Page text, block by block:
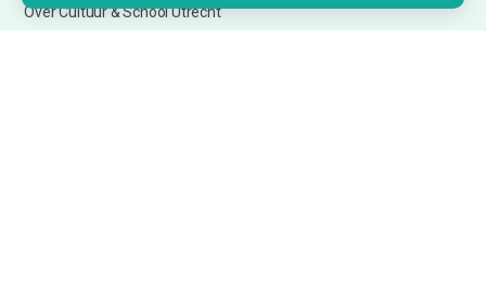
Over Cultuur & School Utrecht